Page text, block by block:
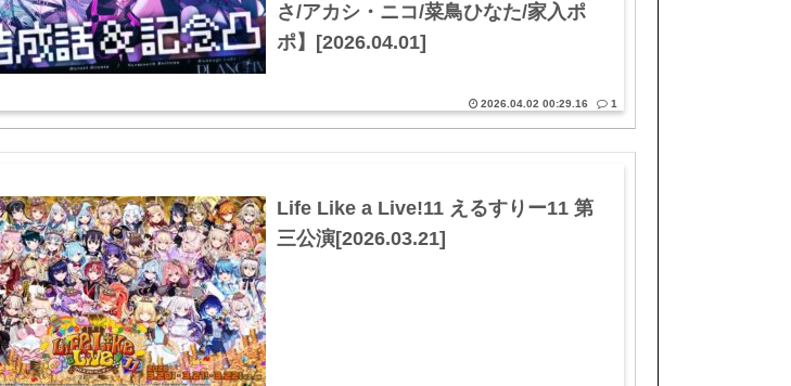
さ/アカシ・ニコ/菜鳥ひなた/家入ポ
ポ】[2026.04.01]
2026.04.02 00:29.16 1
Life Like a Live!11 えるすりー11 第
三公演[2026.03.21]